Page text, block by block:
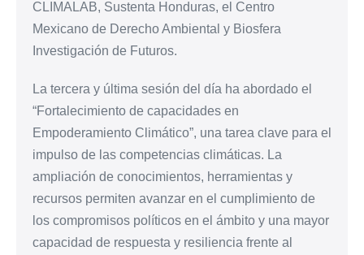
CLIMALAB, Sustenta Honduras, el Centro
Mexicano de Derecho Ambiental y Biosfera
Investigación de Futuros.
La tercera y última sesión del día ha abordado el
“Fortalecimiento de capacidades en
Empoderamiento Climático”, una tarea clave para el
impulso de las competencias climáticas. La
ampliación de conocimientos, herramientas y
recursos permiten avanzar en el cumplimiento de
los compromisos políticos en el ámbito y una mayor
capacidad de respuesta y resiliencia frente al